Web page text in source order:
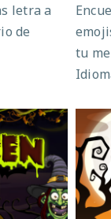
letra a
de
tu